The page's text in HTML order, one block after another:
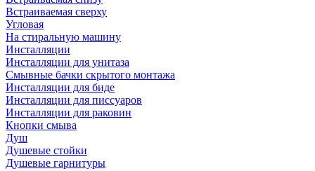
Встраиваемая сверху
Угловая
На стиральную машину
Инсталляции
Инсталляции для унитаза
Смывные бачки скрытого монтажа
Инсталляции для биде
Инсталляции для писсуаров
Инсталляции для раковин
Кнопки смыва
Душ
Душевые стойки
Душевые гарнитуры